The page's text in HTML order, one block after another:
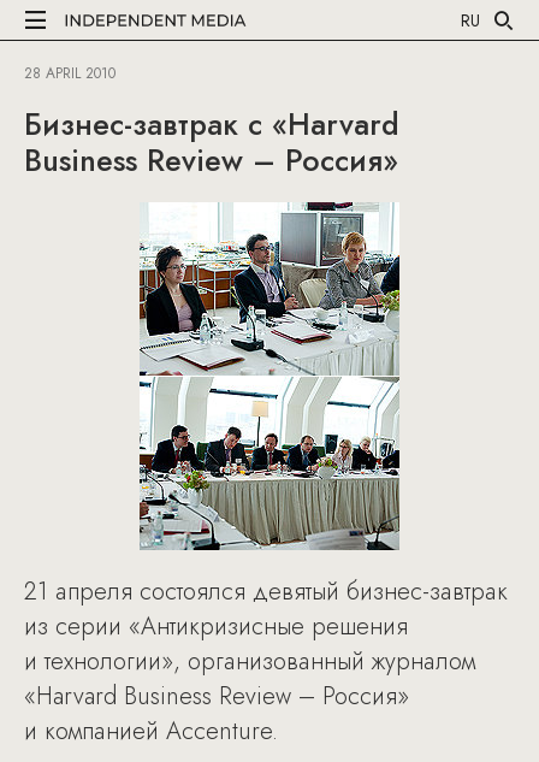
RU
28 APRIL 2010
Бизнес-завтрак с «Harvard
Business Review – Россия»
21 апреля состоялся девятый бизнес-завтрак
из серии «Антикризисные решения
и технологии», организованный журналом
«Harvard Business Review – Россия»
и компанией Accenture.